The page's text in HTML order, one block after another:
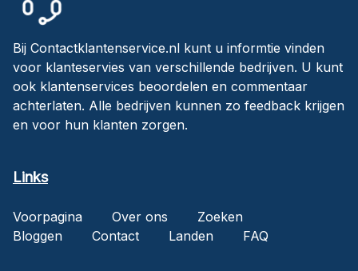
Bij Contactklantenservice.nl kunt u informtie vinden
voor klanteservies van verschillende bedrijven. U kunt
ook klantenservices beoordelen en commentaar
achterlaten. Alle bedrijven kunnen zo feedback krijgen
en voor hun klanten zorgen.
Links
Voorpagina Over ons
Zoeken
Bloggen
Contact Landen FAQ